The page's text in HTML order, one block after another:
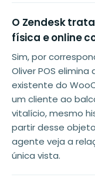
O Zendesk
física e online
Sim, por
Oliver POS
existente do
um cliente ao
vitalício, mesmo
partir desse
agente veja a
única vista.